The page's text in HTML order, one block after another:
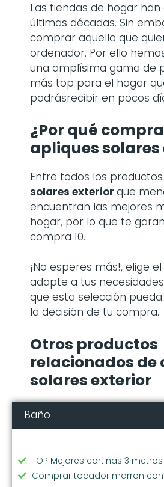
Las tiendas de hogar
últimas décadas. Sin
comprar aquello que
ordenador. Por ello
una amplísima gama de
más top para el hogar
podrásrecibir en pocos
¿Por qué
apliques
Entre todos los
solares exterior que
encuentran las mejores
hogar, por lo que te
compra 10.
¡No esperes más!, elige
adapte a tus
que esta selección
la decisión de tu compra.
Otros productos
relacionados de
solares exterior
Baño
TOP Mejores cortinas 3
Comprar tocador marron